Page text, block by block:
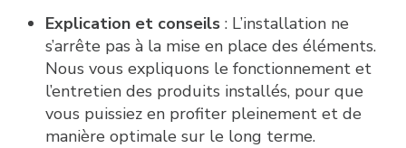
Explication et conseils : L’installation ne
s’arrête pas à la mise en place des éléments.
Nous vous expliquons le fonctionnement et
l’entretien des produits installés, pour que
vous puissiez en profiter pleinement et de
manière optimale sur le long terme.